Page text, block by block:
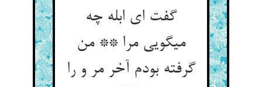
گفت ای ابله چه
می‏گویی مرا ** من
گرفته بودم آخر مر و را